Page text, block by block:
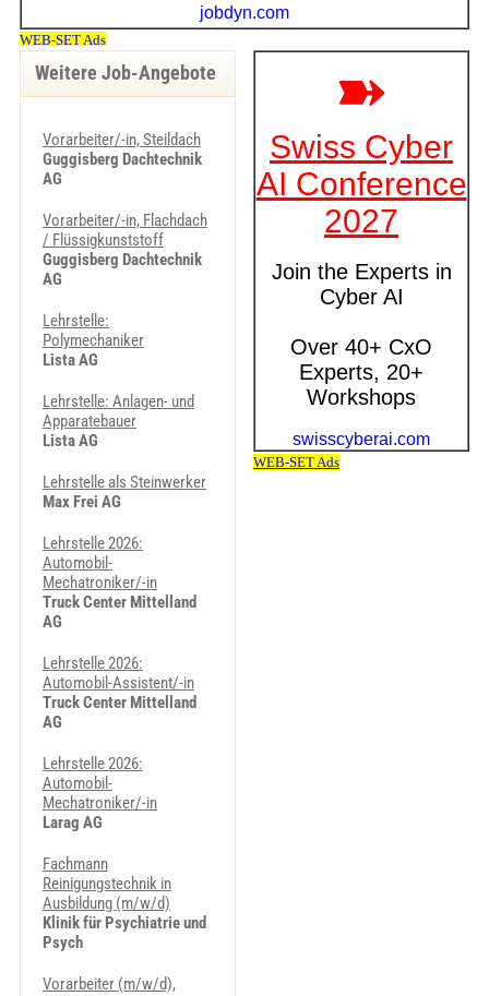
Weitere Job-Angebote
Vorarbeiter/-in, Steildach
Guggisberg Dachtechnik
AG
Vorarbeiter/-in, Flachdach
/ Flüssigkunststoff
Guggisberg Dachtechnik
AG
Lehrstelle:
Polymechaniker
Lista AG
Lehrstelle: Anlagen- und
Apparatebauer
Lista AG
Lehrstelle als Steinwerker
Max Frei AG
Lehrstelle 2026:
Automobil-
Mechatroniker/-in
Truck Center Mittelland
AG
Lehrstelle 2026:
Automobil-Assistent/-in
Truck Center Mittelland
AG
Lehrstelle 2026:
Automobil-
Mechatroniker/-in
Larag AG
Fachmann
Reinigungstechnik in
Ausbildung (m/w/d)
Klinik für Psychiatrie und
Psych
Vorarbeiter (m/w/d),